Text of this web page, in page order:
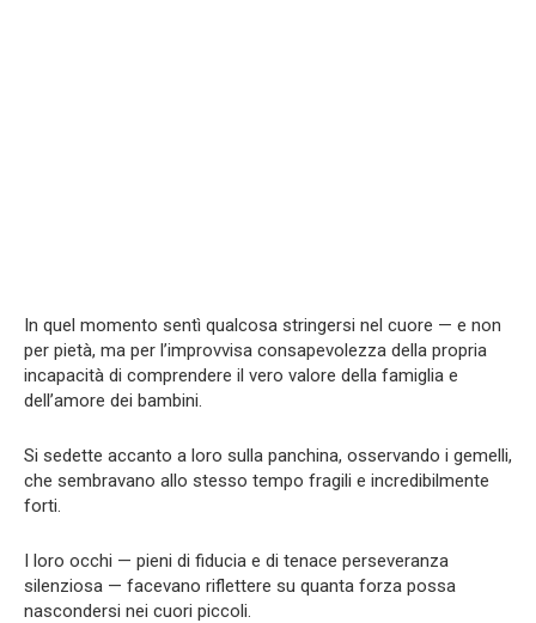
In quel momento sentì qualcosa stringersi nel cuore — e non
per pietà, ma per l’improvvisa consapevolezza della propria
incapacità di comprendere il vero valore della famiglia e
dell’amore dei bambini.
Si sedette accanto a loro sulla panchina, osservando i gemelli,
che sembravano allo stesso tempo fragili e incredibilmente
forti.
I loro occhi — pieni di fiducia e di tenace perseveranza
silenziosa — facevano riflettere su quanta forza possa
nascondersi nei cuori piccoli.